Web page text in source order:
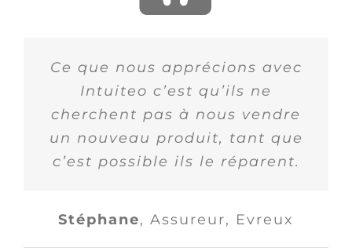
Ce que nous apprécions avec
Intuiteo c’est qu’ils ne
cherchent pas à nous vendre
un nouveau produit, tant que
c’est possible ils le réparent.
Stéphane, Assureur, Evreux